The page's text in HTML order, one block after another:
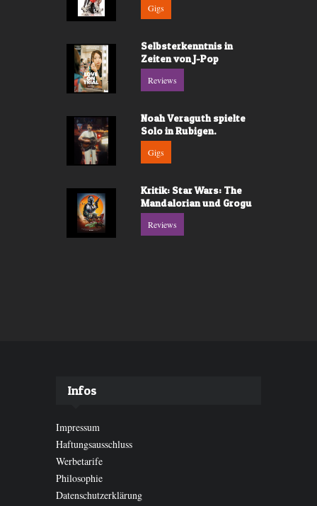
Gigs
Selbsterkenntnis in
Zeiten von J-Pop
Reviews
Noah Veraguth spielte
Solo in Rubigen.
Gigs
Kritik: Star Wars: The
Mandalorian und Grogu
Reviews
Infos
Impressum
Haftungsausschluss
Werbetarife
Philosophie
Datenschutzerklärung